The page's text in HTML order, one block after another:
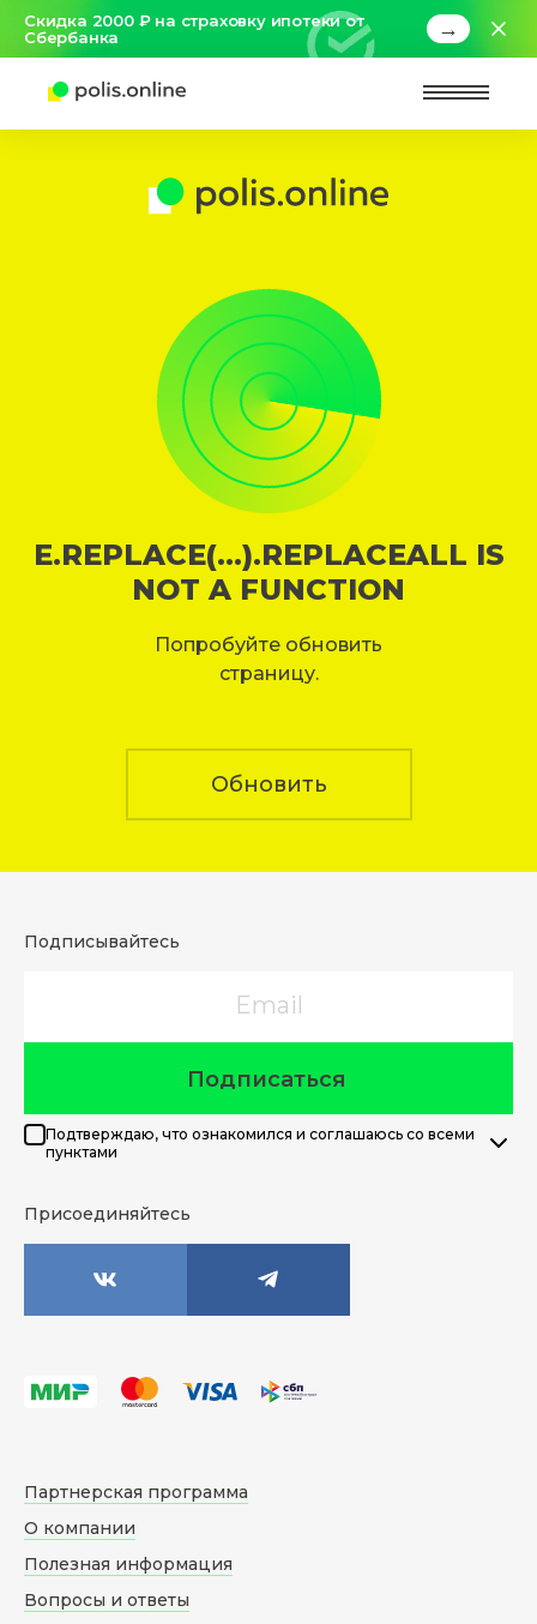
Скидка 2000 ₽ на страховку ипотеки от
Сбербанка
→
E.REPLACE(...).REPLACEALL IS
NOT A FUNCTION
Попробуйте обновить
страницу.
Обновить
Подписывайтесь
Подписаться
Подтверждаю, что ознакомился и соглашаюсь со всеми
пунктами
Присоединяйтесь
Партнерская программа
О компании
Полезная информация
Вопросы и ответы